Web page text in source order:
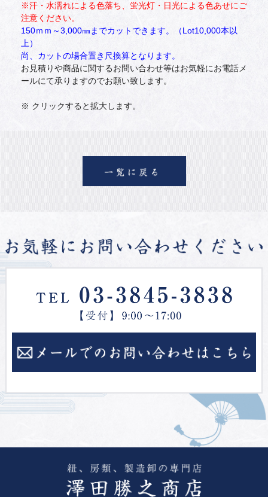
※汗・水濡れによる色落ち、蛍光灯・日光による色あせにご
注意ください。
150ｍｍ～3,000㎜までカットできます。（Lot10,000本以
上）
尚、カットの場合置き尺換算となります。
お見積りや商品に関するお問い合わせ等はお気軽にお電話メ
ールにて承りますのでお願い致します。
※ クリックすると拡大します。